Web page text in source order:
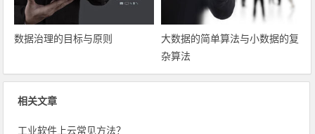
数据治理的目标与原则
大数据的简单算法与小数据的复
杂算法
相关文章
工业软件上云常见方法？